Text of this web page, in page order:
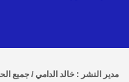
مدير النشر : خالد الدامي / جميع